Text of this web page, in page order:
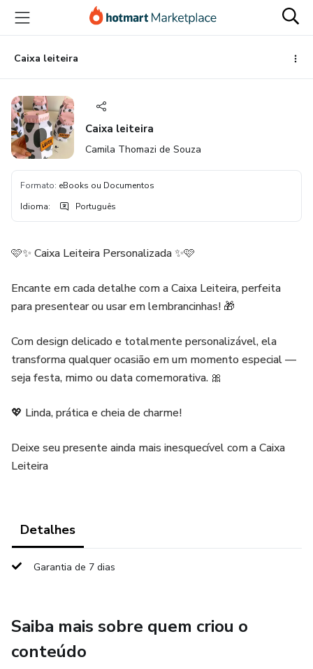
para
conteúdo
principal
para
pagamento
para
rodapé
Caixa leiteira
Caixa leiteira
Camila Thomazi de Souza
Formato: eBooks ou Documentos
Idioma: Português
🩷✨ Caixa Leiteira Personalizada ✨🩷
Encante em cada detalhe com a Caixa Leiteira, perfeita
para presentear ou usar em lembrancinhas! 🎁
Com design delicado e totalmente personalizável, ela
transforma qualquer ocasião em um momento especial —
seja festa, mimo ou data comemorativa. 🎀
💖 Linda, prática e cheia de charme!
Deixe seu presente ainda mais inesquecível com a Caixa
Leiteira
Detalhes
Garantia de 7 dias
Saiba mais sobre quem criou o
conteúdo